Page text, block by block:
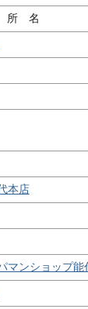
所 名
本店
ンショップ能